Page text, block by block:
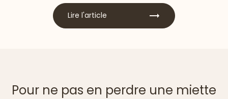
Lire l'article
Pour ne pas en perdre une miette